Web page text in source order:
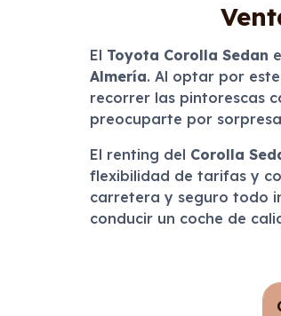
El Toyota Corolla Sedan
Almería. Al optar por
recorrer las pintorescas
preocuparte por
El renting del Corolla
flexibilidad de tarifas y
carretera y seguro todo
conducir un coche de